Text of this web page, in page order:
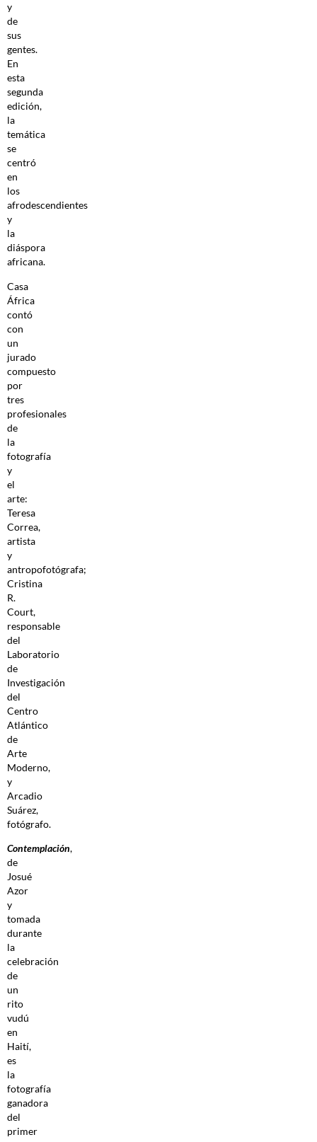
y
de
sus
gentes.
En
esta
segunda
edición,
la
temática
se
centró
en
los
afrodescendientes
y
la
diáspora
africana.
Casa
África
contó
con
un
jurado
compuesto
por
tres
profesionales
de
la
fotografía
y
el
arte:
Teresa
Correa,
artista
y
antropofotógrafa;
Cristina
R.
Court,
responsable
del
Laboratorio
de
Investigación
del
Centro
Atlántico
de
Arte
Moderno,
y
Arcadio
Suárez,
fotógrafo.
Contemplación,
de
Josué
Azor
y
tomada
durante
la
celebración
de
un
rito
vudú
en
Haití,
es
la
fotografía
ganadora
del
primer